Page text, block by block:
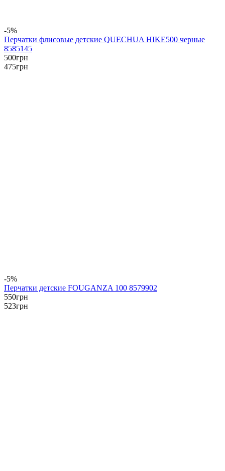
-5%
Перчатки флисовые детские QUECHUA HIKE500 черные
8585145
500грн
475грн
-5%
Перчатки детские FOUGANZA 100 8579902
550грн
523грн